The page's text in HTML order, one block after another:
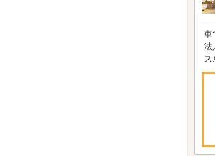
車
法
ス